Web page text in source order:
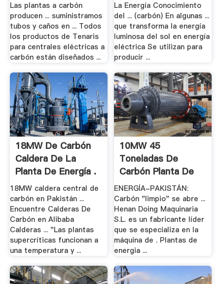
Las plantas a carbón
producen ... suministramos
tubos y caños en ... Todos
los productos de Tenaris
para centrales eléctricas a
carbón están diseñados ...
La Energía Conocimiento
del ... (carbón) En algunas ...
que transforma la energía
luminosa del sol en energía
eléctrica Se utilizan para
producir ...
18MW De Carbón
Caldera De La
Planta De Energía .
18MW caldera central de
carbón en Pakistán ...
Encuentre Calderas De
Carbón en Alibaba
Calderas ... "Las plantas
supercríticas funcionan a
una temperatura y ...
10MW 45
Toneladas De
Carbón Planta De
Energía .
ENERGÍA-PAKISTÁN:
Carbón "limpio" se abre ...
Henan Doing Maquinaria
S.L. es un fabricante líder
que se especializa en la
máquina de . Plantas de
energia ...